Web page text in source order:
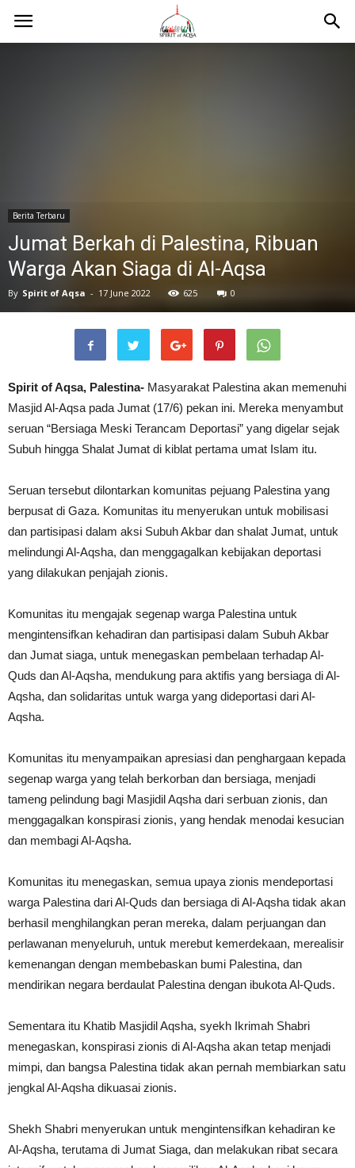
Berita Terbaru
Jumat Berkah di Palestina, Ribuan
Warga Akan Siaga di Al-Aqsa
By Spirit of Aqsa - 17 June 2022 625 0
Spirit of Aqsa, Palestina- Masyarakat Palestina akan memenuhi
Masjid Al-Aqsa pada Jumat (17/6) pekan ini. Mereka menyambut
seruan “Bersiaga Meski Terancam Deportasi” yang digelar sejak
Subuh hingga Shalat Jumat di kiblat pertama umat Islam itu.
Seruan tersebut dilontarkan komunitas pejuang Palestina yang
berpusat di Gaza. Komunitas itu menyerukan untuk mobilisasi
dan partisipasi dalam aksi Subuh Akbar dan shalat Jumat, untuk
melindungi Al-Aqsha, dan menggagalkan kebijakan deportasi
yang dilakukan penjajah zionis.
Komunitas itu mengajak segenap warga Palestina untuk
mengintensifkan kehadiran dan partisipasi dalam Subuh Akbar
dan Jumat siaga, untuk menegaskan pembelaan terhadap Al-
Quds dan Al-Aqsha, mendukung para aktifis yang bersiaga di Al-
Aqsha, dan solidaritas untuk warga yang dideportasi dari Al-
Aqsha.
Komunitas itu menyampaikan apresiasi dan penghargaan kepada
segenap warga yang telah berkorban dan bersiaga, menjadi
tameng pelindung bagi Masjidil Aqsha dari serbuan zionis, dan
menggagalkan konspirasi zionis, yang hendak menodai kesucian
dan membagi Al-Aqsha.
Komunitas itu menegaskan, semua upaya zionis mendeportasi
warga Palestina dari Al-Quds dan bersiaga di Al-Aqsha tidak akan
berhasil menghilangkan peran mereka, dalam perjuangan dan
perlawanan menyeluruh, untuk merebut kemerdekaan, merealisir
kemenangan dengan membebaskan bumi Palestina, dan
mendirikan negara berdaulat Palestina dengan ibukota Al-Quds.
Sementara itu Khatib Masjidil Aqsha, syekh Ikrimah Shabri
menegaskan, konspirasi zionis di Al-Aqsha akan tetap menjadi
mimpi, dan bangsa Palestina tidak akan pernah membiarkan satu
jengkal Al-Aqsha dikuasai zionis.
Shekh Shabri menyerukan untuk mengintensifkan kehadiran ke
Al-Aqsha, terutama di Jumat Siaga, dan melakukan ribat secara